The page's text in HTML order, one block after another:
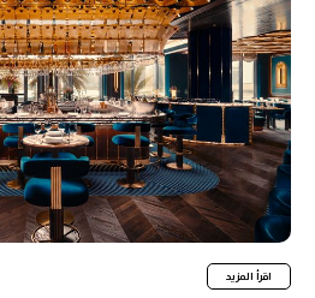
اقرأ المزيد